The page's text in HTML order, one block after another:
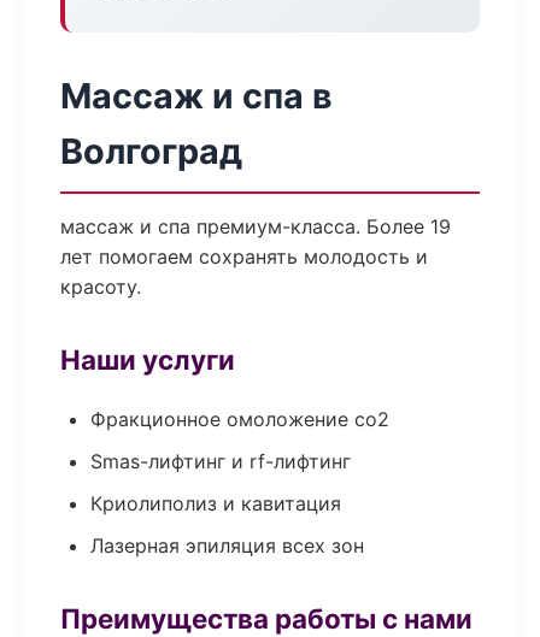
Массаж и спа в
Волгоград
массаж и спа премиум-класса. Более 19
лет помогаем сохранять молодость и
красоту.
Наши услуги
Фракционное омоложение co2
Smas-лифтинг и rf-лифтинг
Криолиполиз и кавитация
Лазерная эпиляция всех зон
Преимущества работы с нами